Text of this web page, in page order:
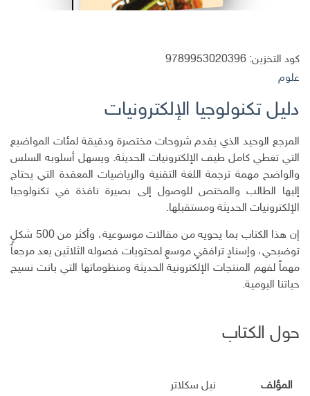
كود التخزين: 9789953020396
علوم
دليل تكنولوجيا الإلكترونيات
المرجع الوحيد الذي يقدم شروحات مختصرة ودقيقة لمئات المواضيع
التي تغطي كامل طيف الإلكترونيات الحديثة. ويسهل أسلوبه السلس
والواضح مهمة ترجمة اللغة التقنية والرياضيات المعقدة التي يحتاج
إليها الطالب والمختص للوصول إلى بصيرة نافذة في تكنولوجيا
الإلكترونيات الحديثة ومستقبلها.
إن هذا الكتاب بما يحويه من مقالات موسوعية، وأكثر من 500 شكلٍ
توضيحي، وإسنادٍ ترافقيٍ موسعٍ لمحتويات فصوله الثلاثين يعد مرجعاً
مهماً لفهم المنتجات الإلكترونية الحديثة ومنظوماتها التي باتت نسيج
حياتنا اليومية.
حول الكتاب
المؤلف نيل سكلاتر